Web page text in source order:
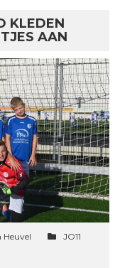
KLEDEN
AAN
Heuvel
JO11